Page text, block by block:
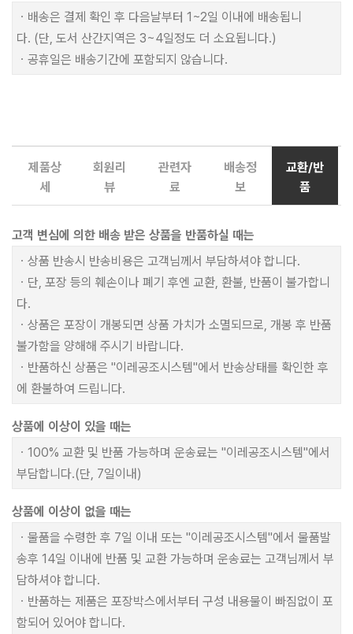
ㆍ배송은 결제 확인 후 다음날부터 1~2일 이내에 배송됩니
다. (단, 도서 산간지역은 3~4일정도 더 소요됩니다.)
ㆍ공휴일은 배송기간에 포함되지 않습니다.
제품상
세
회원리
뷰
관련자
료
배송정
보
교환/반
품
고객 변심에 의한 배송 받은 상품을 반품하실 때는
ㆍ상품 반송시 반송비용은 고객님께서 부담하셔야 합니다.
ㆍ단, 포장 등의 훼손이나 폐기 후엔 교환, 환불, 반품이 불가합니
다.
ㆍ상품은 포장이 개봉되면 상품 가치가 소멸되므로, 개봉 후 반품
불가함을 양해해 주시기 바랍니다.
ㆍ반품하신 상품은 "이레공조시스템"에서 반송상태를 확인한 후
에 환불하여 드립니다.
상품에 이상이 있을 때는
ㆍ100% 교환 및 반품 가능하며 운송료는 "이레공조시스템"에서
부담합니다.(단, 7일이내)
상품에 이상이 없을 때는
ㆍ물품을 수령한 후 7일 이내 또는 "이레공조시스템"에서 물품발
송후 14일 이내에 반품 및 교환 가능하며 운송료는 고객님께서 부
담하셔야 합니다.
ㆍ반품하는 제품은 포장박스에서부터 구성 내용물이 빠짐없이 포
함되어 있어야 합니다.